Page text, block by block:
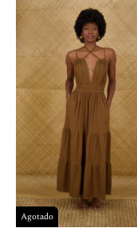
Agotado